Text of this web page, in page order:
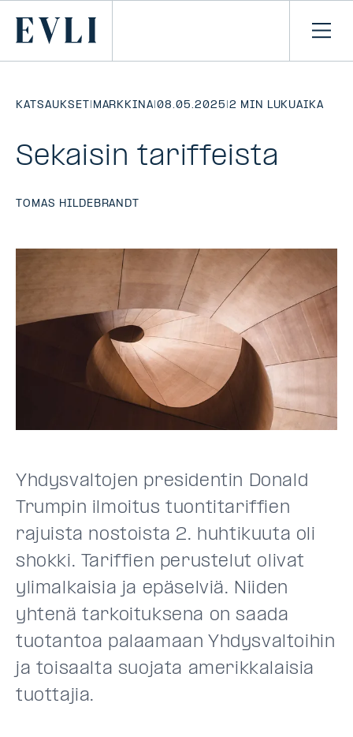
Primary
Avaa
KATSAUKSET | MARKKINA|08.05.2025 |2 MIN LUKUAIKA
Sekaisin tariffeista
TOMAS HILDEBRANDT
Yhdysvaltojen presidentin Donald
Trumpin ilmoitus tuontitariffien
rajuista nostoista 2. huhtikuuta oli
shokki. Tariffien perustelut olivat
ylimalkaisia ja epäselviä. Niiden
yhtenä tarkoituksena on saada
tuotantoa palaamaan Yhdysvaltoihin
ja toisaalta suojata amerikkalaisia
tuottajia.